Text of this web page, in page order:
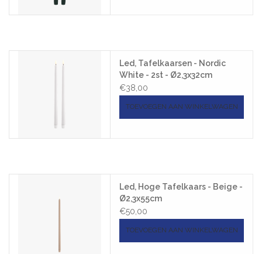
Led, Tafelkaarsen - Nordic
White - 2st - Ø2,3x32cm
€38,00
TOEVOEGEN AAN WINKELWAGEN
Led, Hoge Tafelkaars - Beige -
Ø2,3x55cm
€50,00
TOEVOEGEN AAN WINKELWAGEN